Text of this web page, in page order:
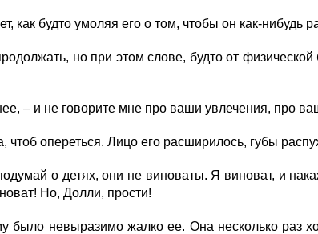
как будто умоляя его о том, чтобы он как-нибудь
но при этом слове, будто от физической
– и не говорите мне про ваши увлечения, про
опереться. Лицо его расширилось, губы
о детях, они не виноваты. Я виноват, и
Но, Долли, прости!
невыразимо жалко ее. Она несколько раз